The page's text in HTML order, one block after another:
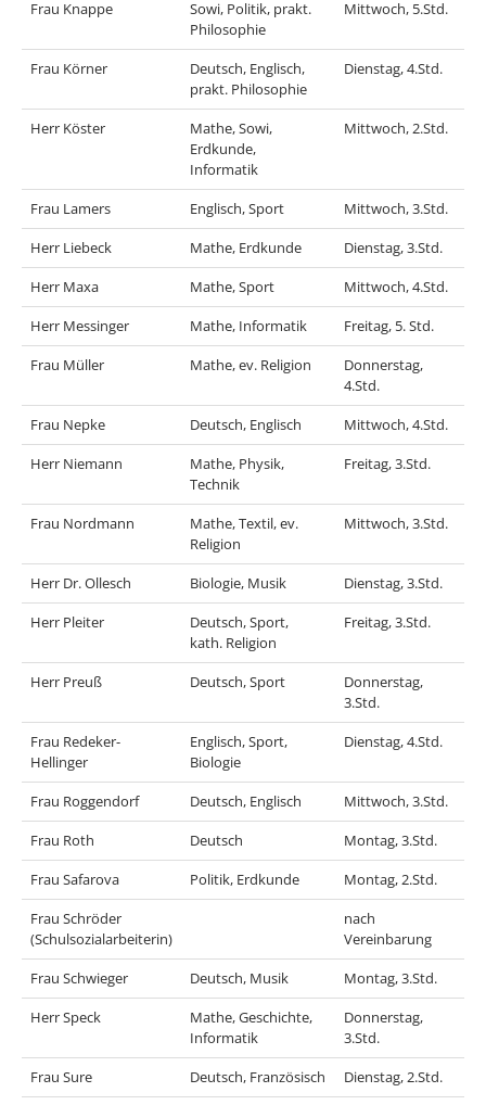
Frau Knappe
Sowi, Politik, prakt.
Philosophie
Mittwoch, 5.Std.
Frau Körner
Deutsch, Englisch,
prakt. Philosophie
Dienstag, 4.Std.
Herr Köster
Mathe, Sowi,
Erdkunde,
Informatik
Mittwoch, 2.Std.
Frau Lamers Englisch, Sport
Mittwoch, 3.Std.
Herr Liebeck
Mathe, Erdkunde
Dienstag, 3.Std.
Herr Maxa
Mathe, Sport
Mittwoch, 4.Std.
Herr Messinger
Mathe, Informatik
Freitag, 5. Std.
Frau Müller
Mathe, ev. Religion
Donnerstag,
4.Std.
Frau Nepke
Deutsch, Englisch
Mittwoch, 4.Std.
Herr Niemann
Mathe, Physik,
Technik
Freitag, 3.Std.
Frau Nordmann
Mathe, Textil, ev.
Religion
Mittwoch, 3.Std.
Herr Dr. Ollesch Biologie, Musik
Dienstag, 3.Std.
Herr Pleiter
Deutsch, Sport,
kath. Religion
Freitag, 3.Std.
Herr Preuß Deutsch, Sport
Donnerstag,
3.Std.
Frau Redeker-
Hellinger
Englisch, Sport,
Biologie
Dienstag, 4.Std.
Frau Roggendorf Deutsch, Englisch
Mittwoch, 3.Std.
Frau Roth
Deutsch
Montag, 3.Std.
Frau Safarova
Politik, Erdkunde
Montag, 2.Std.
Frau Schröder
(Schulsozialarbeiterin)
nach
Vereinbarung
Frau Schwieger
Deutsch, Musik
Montag, 3.Std.
Herr Speck
Mathe, Geschichte,
Informatik
Donnerstag,
3.Std.
Frau Sure
Deutsch, Französisch
Dienstag, 2.Std.